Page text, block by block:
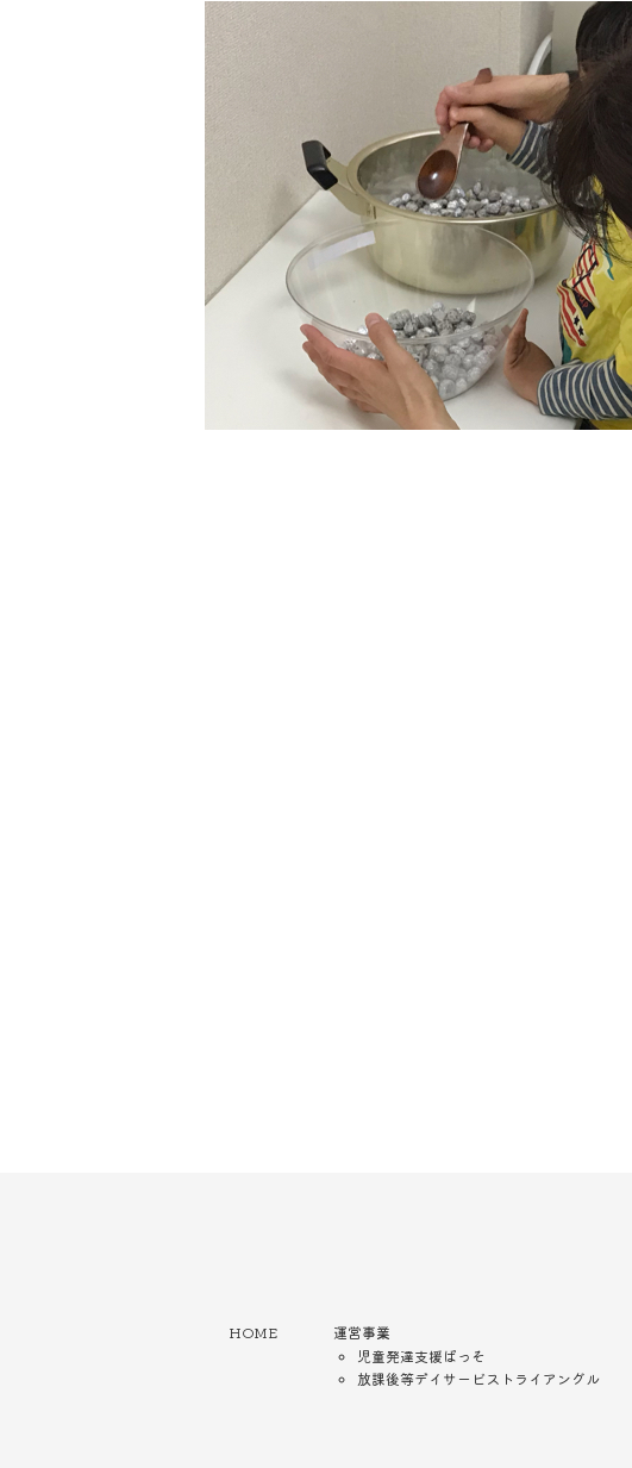
HOME
運営事業
児童発達支援ぱっそ
放課後等デイサービストライアングル